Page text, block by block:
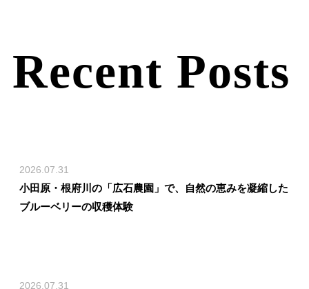
Recent Posts
2026.07.31
小田原・根府川の「広石農園」で、自然の恵みを凝縮した
ブルーベリーの収穫体験
2026.07.31